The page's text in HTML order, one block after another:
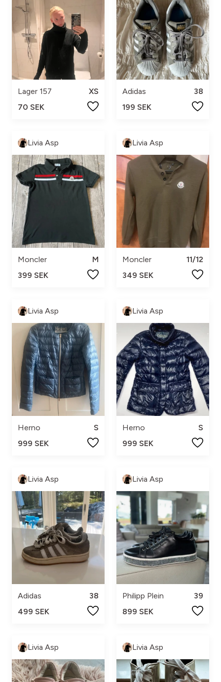
Lager 157
XS
70 SEK
Adidas
38
199 SEK
Livia Asp
Moncler
M
399 SEK
Livia Asp
Moncler
11/12
349 SEK
Livia Asp
Herno
S
999 SEK
Livia Asp
Herno
S
999 SEK
Livia Asp
Adidas
38
499 SEK
Livia Asp
Philipp Plein
39
899 SEK
Livia Asp Livia Asp